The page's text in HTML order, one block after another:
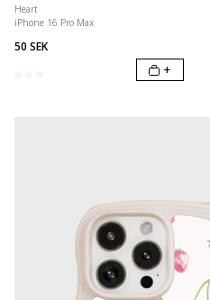
Heart
iPhone 16 Pro Max
50 SEK
+